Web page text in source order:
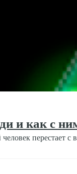
и как с
перестает